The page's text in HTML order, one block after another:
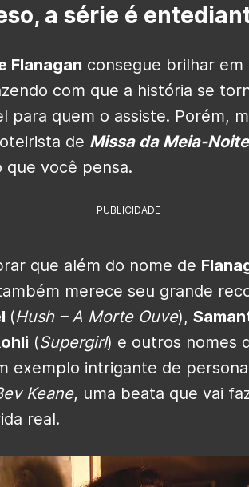
a série é
Flanagan consegue brilhar
com que a história se
para quem o assiste. Porém,
de Missa da Meia-Noite
que você pensa.
PUBLICIDADE
que além do nome de
merece seu grande
(Hush – A Morte Ouve),
(Supergirl) e outros nomes
exemplo intrigante de
Keane, uma beata que vai
real.